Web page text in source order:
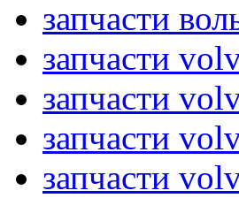
запчасти
запчасти
запчасти
запчасти
запчасти